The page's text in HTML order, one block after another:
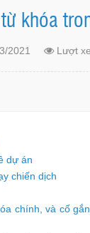
khóa
2021 Lượt
dự án
chiến dịch
chính, và cố